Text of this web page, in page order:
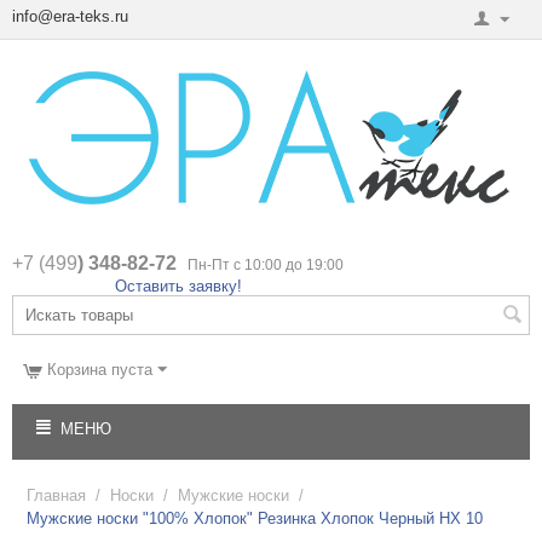
info@era-teks.ru
+7 (499) 348-82-72 Пн-Пт с 10:00 до 19:00
Оставить заявку!
Корзина пуста
МЕНЮ
Главная / Носки / Мужские носки /
Мужские носки "100% Хлопок" Резинка Хлопок Черный НХ 10